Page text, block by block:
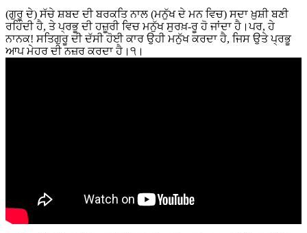
(ਗੁਰੂ ਦੇ) ਸੱਚੇ ਸ਼ਬਦ ਦੀ ਬਰਕਤਿ ਨਾਲ (ਮਨੁੱਖ ਦੇ ਮਨ ਵਿਚ) ਸਦਾ ਖ਼ੁਸ਼ੀ ਬਣੀ
ਰਹਿੰਦੀ ਹੈ, ਤੇ ਪ੍ਰਭੂ ਦੀ ਹਜ਼ੂਰੀ ਵਿਚ ਮਨੁੱਖ ਸੁਰਖ਼-ਰੂ ਹੋ ਜਾਂਦਾ ਹੈ।ਪਰ, ਹੇ
ਨਾਨਕ! ਸਤਿਗੁਰੂ ਦੀ ਦੱਸੀ ਹੋਈ ਕਾਰ ਉਹੀ ਮਨੁੱਖ ਕਰਦਾ ਹੈ, ਜਿਸ ਉਤੇ ਪ੍ਰਭੂ
ਆਪ ਮੇਹਰ ਦੀ ਨਜ਼ਰ ਕਰਦਾ ਹੈ।੧।